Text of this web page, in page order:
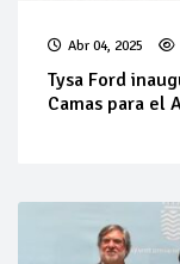
Abr 04, 2025
Tysa Ford
Camas para el